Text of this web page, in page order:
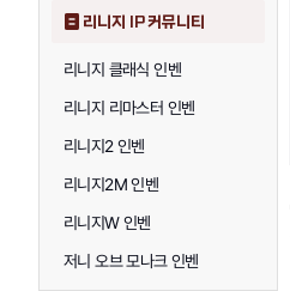
리니지 IP 커뮤니티
리니지 클래식 인벤
리니지 리마스터 인벤
리니지2 인벤
리니지2M 인벤
리니지W 인벤
저니 오브 모나크 인벤